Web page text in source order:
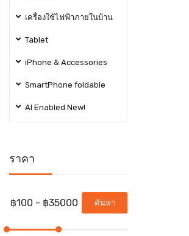
เครื่องใช้ไฟฟ้าภายในบ้าน
Tablet
iPhone & Accessories
SmartPhone foldable
AI Enabled New!
ราคา
ค้นหา